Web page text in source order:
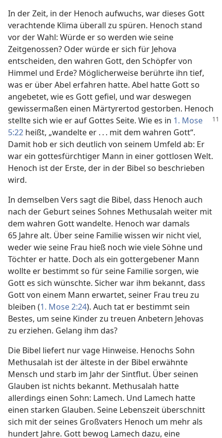
In der Zeit, in der Henoch aufwuchs, war dieses Gott
verachtende Klima überall zu spüren. Henoch stand
vor der Wahl: Würde er so werden wie seine
Zeitgenossen? Oder würde er sich für Jehova
entscheiden, den wahren Gott, den Schöpfer von
Himmel und Erde? Möglicherweise berührte ihn tief,
was er über Abel erfahren hatte. Abel hatte Gott so
angebetet, wie es Gott gefiel, und war deswegen
gewissermaßen einen Märtyrertod gestorben. Henoch
stellte sich wie er auf Gottes Seite. Wie es in 1. Mose
5:22 heißt, „wandelte er . . . mit dem wahren Gott“.
Damit hob er sich deutlich von seinem Umfeld ab: Er
war ein gottesfürchtiger Mann in einer gottlosen Welt.
Henoch ist der Erste, der in der Bibel so beschrieben
wird.
In demselben Vers sagt die Bibel, dass Henoch auch
nach der Geburt seines Sohnes Methusalah weiter mit
dem wahren Gott wandelte. Henoch war damals
65 Jahre alt. Über seine Familie wissen wir nicht viel,
weder wie seine Frau hieß noch wie viele Söhne und
Töchter er hatte. Doch als ein gottergebener Mann
wollte er bestimmt so für seine Familie sorgen, wie
Gott es sich wünschte. Sicher war ihm bekannt, dass
Gott von einem Mann erwartet, seiner Frau treu zu
bleiben (1. Mose 2:24). Auch tat er bestimmt sein
Bestes, um seine Kinder zu treuen Anbetern Jehovas
zu erziehen. Gelang ihm das?
Die Bibel liefert nur vage Hinweise. Henochs Sohn
Methusalah ist der älteste in der Bibel erwähnte
Mensch und starb im Jahr der Sintflut. Über seinen
Glauben ist nichts bekannt. Methusalah hatte
allerdings einen Sohn: Lamech. Und Lamech hatte
einen starken Glauben. Seine Lebenszeit überschnitt
sich mit der seines Großvaters Henoch um mehr als
hundert Jahre. Gott bewog Lamech dazu, eine